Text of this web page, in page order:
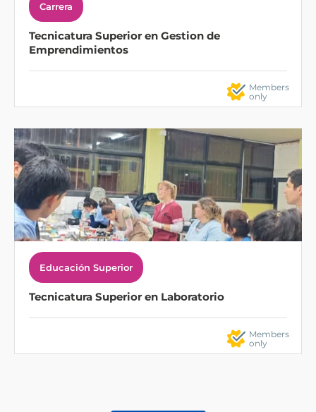
Carrera
Tecnicatura Superior en Gestion de
Emprendimientos
Members
only
Educación Superior
Tecnicatura Superior en Laboratorio
Members
only